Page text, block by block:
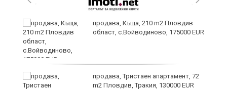
продава, Къща, 210 m2 Пловдив
област, с.Войводиново, 175000 EUR
продава, Тристаен апартамент, 72
m2 Пловдив, Тракия, 130000 EUR